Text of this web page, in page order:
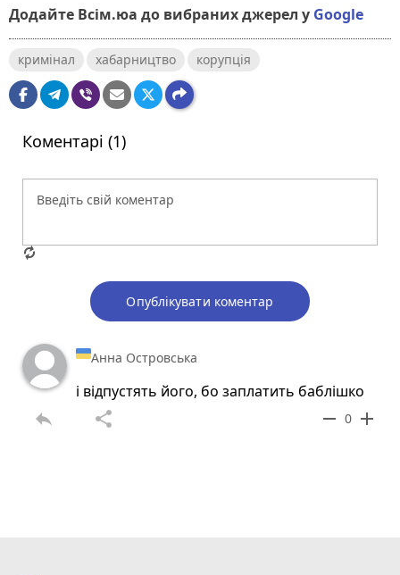
Додайте Всім.юа до вибраних джерел у Google
кримінал хабарництво корупція
Коментарі (1)
Опублікувати коментар
Анна Островська
і відпустять його, бо заплатить баблішко
reply share remove 0 add